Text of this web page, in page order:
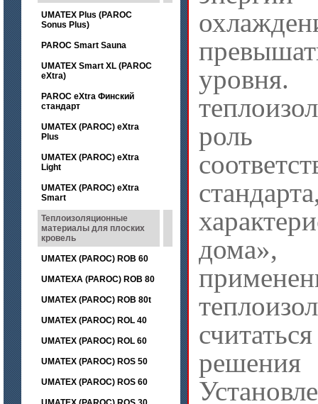
UMATEX Plus (PAROC
Sonus Plus)
PAROC Smart Sauna
UMATEX Smart XL (PAROC
eXtra)
PAROC eXtra Финский
стандарт
UMATEX (PAROC) eXtra
Plus
UMATEX (PAROC) eXtra
Light
UMATEX (PAROC) eXtra
Smart
Теплоизоляционные
материалы для плоских
кровель
UMATEX (PAROC) ROB 60
UMATEXA (PAROC) ROB 80
UMATEX (PAROC) ROB 80t
UMATEX (PAROC) ROL 40
UMATEX (PAROC) ROL 60
UMATEX (PAROC) ROS 50
UMATEX (PAROC) ROS 60
уровня.
роль